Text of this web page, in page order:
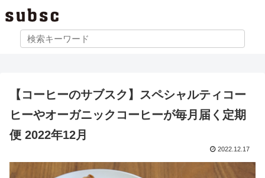
【コーヒーのサブスク】スペシャルティコー
ヒーやオーガニックコーヒーが毎月届く定期
便 2022年12月
2022.12.17